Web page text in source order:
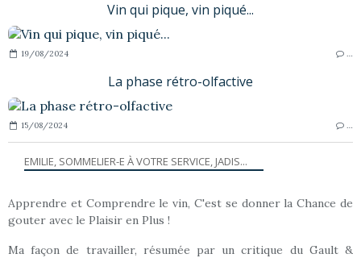
Vin qui pique, vin piqué...
19/08/2024
La phase rétro-olfactive
15/08/2024
EMILIE, SOMMELIER-E À VOTRE SERVICE, JADIS...
Apprendre et Comprendre le vin, C'est se donner la Chance de
gouter avec le Plaisir en Plus !
Ma façon de travailler, résumée par un critique du Gault &